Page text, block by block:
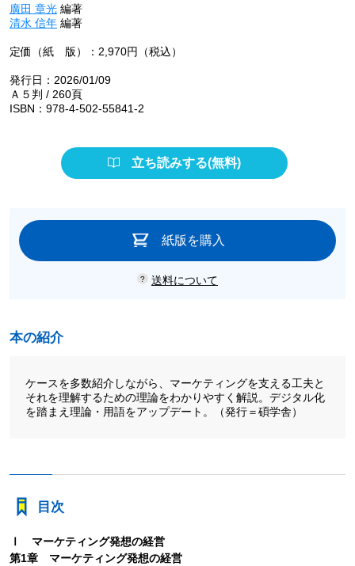
廣田 章光編著
清水 信年編著
定価（紙 版）：2,970円（税込）
発行日：2026/01/09
Ａ５判 / 260頁
ISBN：978-4-502-55841-2
立ち読みする(無料)
紙版を購入
送料について
本の紹介
ケースを多数紹介しながら、マーケティングを支える工夫と
それを理解するための理論をわかりやすく解説。デジタル化
を踏まえ理論・用語をアップデート。（発行＝碩学舎）
目次
Ⅰ マーケティング発想の経営
第1章 マーケティング発想の経営